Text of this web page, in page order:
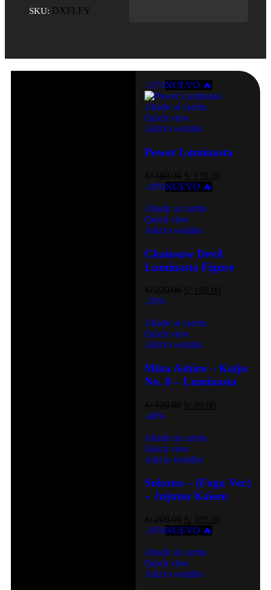
SKU: DXFLFY
-12%NUEVO 🔥
Añadir al carrito
Quick view
Add to wishlist
Power Luminasta
-18%NUEVO 🔥
Añadir al carrito
Quick view
Add to wishlist
Chainsaw Devil
Luminasta Figure
-26%
Añadir al carrito
Quick view
Add to wishlist
Mina Ashiro – Kaiju
No. 8 – Luminasta
-48%
Añadir al carrito
Quick view
Add to wishlist
Sukuna – (Fuga Ver.)
– Jujutsu Kaisen
-36%NUEVO 🔥
Añadir al carrito
Quick view
Add to wishlist